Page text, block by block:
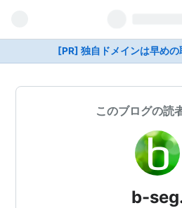
[PR] 独自ドメインは早めの
このブログの読
b-